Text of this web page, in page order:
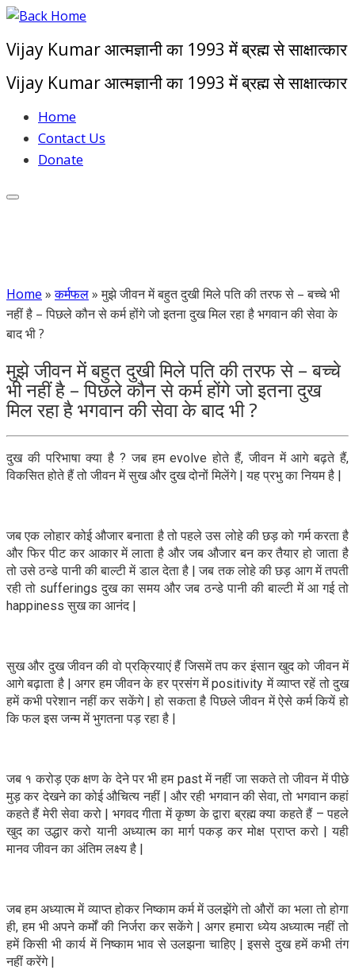
Skip
content
Vijay Kumar आत्मज्ञानी का 1993 में ब्रह्म से साक्षात्कार
Vijay Kumar आत्मज्ञानी का 1993 में ब्रह्म से साक्षात्कार
Home
Contact Us
Donate
Home » कर्मफल» मुझे जीवन में बहुत दुखी मिले पति की तरफ से – बच्चे भी
नहीं है – पिछले कौन से कर्म होंगे जो इतना दुख मिल रहा है भगवान की सेवा के
बाद भी ?
मुझे जीवन में बहुत दुखी मिले पति की तरफ से – बच्चे
भी नहीं है – पिछले कौन से कर्म होंगे जो इतना दुख
मिल रहा है भगवान की सेवा के बाद भी ?
दुख की परिभाषा क्या है ? जब हम evolve होते हैं, जीवन में आगे बढ़ते हैं,
विकसित होते हैं तो जीवन में सुख और दुख दोनों मिलेंगे | यह प्रभु का नियम है |
जब एक लोहार कोई औजार बनाता है तो पहले उस लोहे की छड़ को गर्म करता है
और फिर पीट कर आकार में लाता है और जब औजार बन कर तैयार हो जाता है
तो उसे ठन्डे पानी की बाल्टी में डाल देता है | जब तक लोहे की छड़ आग में तपती
रही तो sufferings दुख का समय और जब ठन्डे पानी की बाल्टी में आ गई तो
happiness सुख का आनंद |
सुख और दुख जीवन की वो प्रक्रियाएं हैं जिसमें तप कर इंसान खुद को जीवन में
आगे बढ़ाता है | अगर हम जीवन के हर प्रसंग में positivity में व्याप्त रहें तो दुख
हमें कभी परेशान नहीं कर सकेंगे | हो सकता है पिछले जीवन में ऐसे कर्म कियें हो
कि फल इस जन्म में भुगतना पड़ रहा है |
जब १ करोड़ एक क्षण के देने पर भी हम past में नहीं जा सकते तो जीवन में पीछे
मुड़ कर देखने का कोई औचित्य नहीं | और रही भगवान की सेवा, तो भगवान कहां
कहते हैं मेरी सेवा करो | भगवद गीता में कृष्ण के द्वारा ब्रह्म क्या कहते हैं – पहले
खुद का उद्धार करो यानी अध्यात्म का मार्ग पकड़ कर मोक्ष प्राप्त करो | यही
मानव जीवन का अंतिम लक्ष्य है |
जब हम अध्यात्म में व्याप्त होकर निष्काम कर्म में उलझेंगे तो औरों का भला तो होगा
ही, हम भी अपने कर्मों की निर्जरा कर सकेंगे | अगर हमारा ध्येय अध्यात्म नहीं तो
हमें किसी भी कार्य में निष्काम भाव से उलझना चाहिए | इससे दुख हमें कभी तंग
नहीं करेंगे |